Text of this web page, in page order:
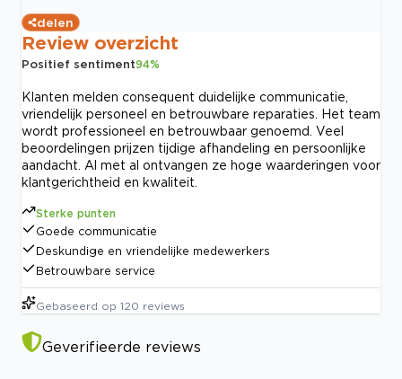
delen
Review overzicht
Positief sentiment94%
Klanten melden consequent duidelijke communicatie,
vriendelijk personeel en betrouwbare reparaties. Het team
wordt professioneel en betrouwbaar genoemd. Veel
beoordelingen prijzen tijdige afhandeling en persoonlijke
aandacht. Al met al ontvangen ze hoge waarderingen voor
klantgerichtheid en kwaliteit.
Sterke punten
Goede communicatie
Deskundige en vriendelijke medewerkers
Betrouwbare service
Gebaseerd op 120 reviews
Geverifieerde reviews